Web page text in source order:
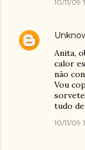
10/11/09
Anita,
calor
não
Vou
tudo
10/11/09